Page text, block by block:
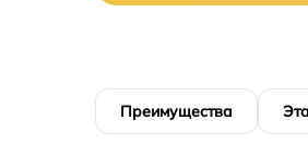
Преимущества